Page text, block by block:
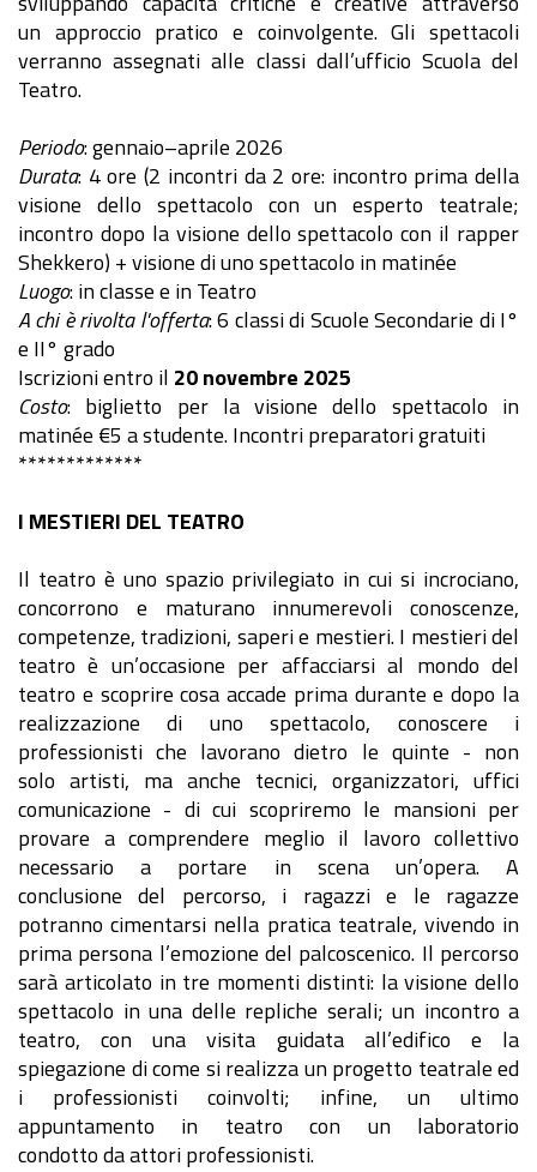
un approccio pratico e coinvolgente. Gli spettacoli
verranno assegnati alle classi dall’ufficio Scuola del
Teatro.
Periodo: gennaio–aprile 2026
Durata: 4 ore (2 incontri da 2 ore: incontro prima della
visione dello spettacolo con un esperto teatrale;
incontro dopo la visione dello spettacolo con il rapper
Shekkero) + visione di uno spettacolo in matinée
Luogo: in classe e in Teatro
A chi è rivolta l'offerta: 6 classi di Scuole Secondarie di I°
e II° grado
Iscrizioni entro il 20 novembre 2025
Costo: biglietto per la visione dello spettacolo in
matinée €5 a studente. Incontri preparatori gratuiti
*************
I MESTIERI DEL TEATRO
Il teatro è uno spazio privilegiato in cui si incrociano,
concorrono e maturano innumerevoli conoscenze,
competenze, tradizioni, saperi e mestieri. I mestieri del
teatro è un’occasione per affacciarsi al mondo del
teatro e scoprire cosa accade prima durante e dopo la
realizzazione di uno spettacolo, conoscere i
professionisti che lavorano dietro le quinte - non
solo artisti, ma anche tecnici, organizzatori, uffici
comunicazione - di cui scopriremo le mansioni per
provare a comprendere meglio il lavoro collettivo
necessario a portare in scena un’opera. A
conclusione del percorso, i ragazzi e le ragazze
potranno cimentarsi nella pratica teatrale, vivendo in
prima persona l’emozione del palcoscenico. Il percorso
sarà articolato in tre momenti distinti: la visione dello
spettacolo in una delle repliche serali; un incontro a
teatro, con una visita guidata all’edifico e la
spiegazione di come si realizza un progetto teatrale ed
i professionisti coinvolti; infine, un ultimo
appuntamento in teatro con un laboratorio
condotto da attori professionisti.